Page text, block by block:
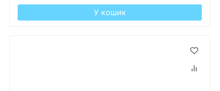
У кошик